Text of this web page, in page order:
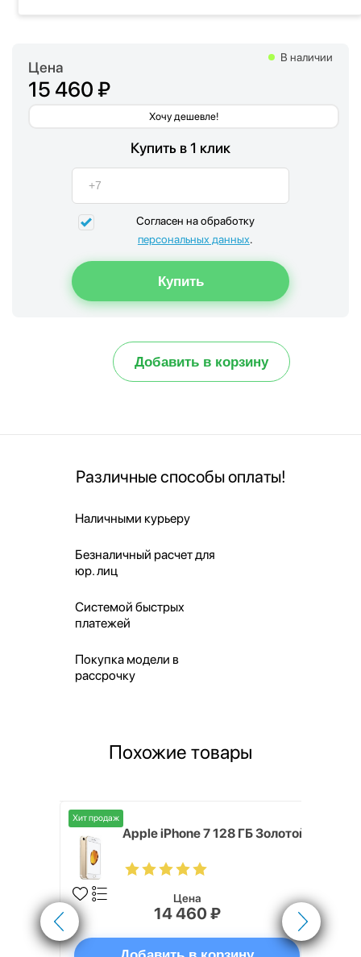
Цена
15 460 ₽
Хочу дешевле!
В наличии
Купить в 1 клик
Согласен на обработку
персональных данных.
Добавить в корзину
Различные способы оплаты!
Наличными курьеру
Безналичный расчет для
юр. лиц
Системой быстрых
платежей
Покупка модели в
рассрочку
Похожие товары
Хит продаж
Apple iPhone 7 128 ГБ Золотой
Цена
14 460 ₽